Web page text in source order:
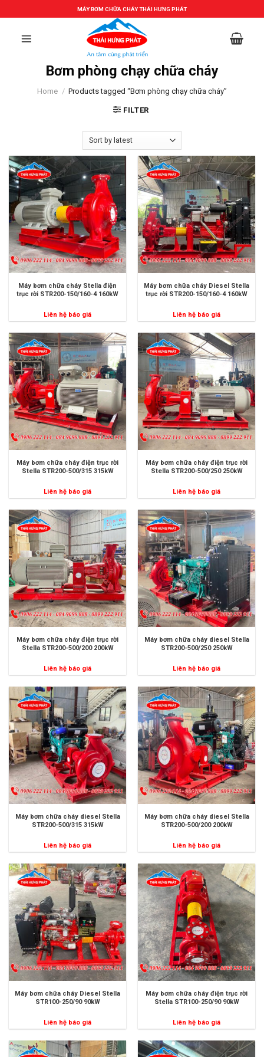
to
MÁY BƠM CHỮA CHÁY THÁI HƯNG PHÁT
Bơm phòng chạy chữa cháy
Home / Products tagged “Bơm phòng chạy chữa cháy”
FILTER
Máy bơm chữa cháy Stella điện
trục rời STR200-150/160-4 160kW
Liên hệ báo giá
Máy bơm chữa cháy Diesel Stella
trục rời STR200-150/160-4 160kW
Liên hệ báo giá
Máy bơm chữa cháy điện trục rời
Stella STR200-500/315 315kW
Liên hệ báo giá
Máy bơm chữa cháy điện trục rời
Stella STR200-500/250 250kW
Liên hệ báo giá
Máy bơm chữa cháy điện trục rời
Stella STR200-500/200 200kW
Liên hệ báo giá
Máy bơm chữa cháy diesel Stella
STR200-500/250 250kW
Liên hệ báo giá
Máy bơm chữa cháy diesel Stella
STR200-500/315 315kW
Liên hệ báo giá
Máy bơm chữa cháy diesel Stella
STR200-500/200 200kW
Liên hệ báo giá
Máy bơm chữa cháy Diesel Stella
STR100-250/90 90kW
Liên hệ báo giá
Máy bơm chữa cháy điện trục rời
Stella STR100-250/90 90kW
Liên hệ báo giá